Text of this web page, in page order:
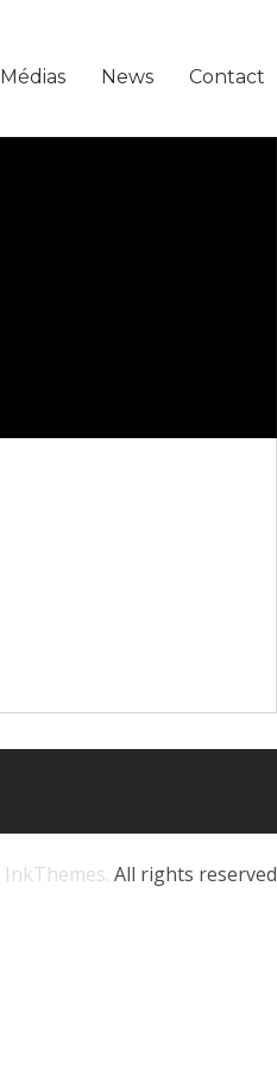
Médias News Contact
InkThemes. All rights reserved